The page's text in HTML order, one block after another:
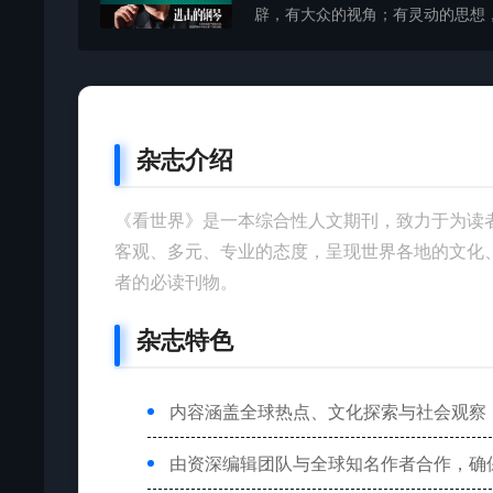
辟，有大众的视角；有灵动的思
杂志介绍
《看世界》是一本综合性人文期刊，致力于为
客观、多元、专业的态度，呈现世界各地的文
者的必读刊物。
杂志特色
内容涵盖全球热点、文化探索与社会观
由资深编辑团队与全球知名作者合作，